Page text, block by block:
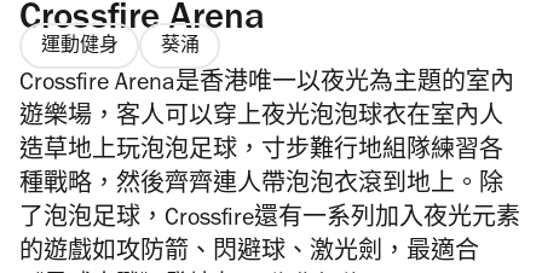
Crossfire Arena
運動健身 葵涌
Crossfire Arena是香港唯一以夜光為主題的室內
遊樂場，客人可以穿上夜光泡泡球衣在室內人
造草地上玩泡泡足球，寸步難行地組隊練習各
種戰略，然後齊齊連人帶泡泡衣滾到地上。除
了泡泡足球，Crossfire還有一系列加入夜光元素
的遊戲如攻防箭、閃避球、激光劍，最適合